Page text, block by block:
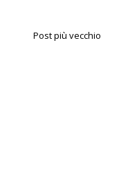
Post più vecchio